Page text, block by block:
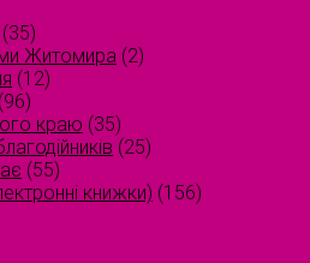
(35)
Житомира (2)
(12)
(96)
краю (35)
(25)
(55)
книжки) (156)